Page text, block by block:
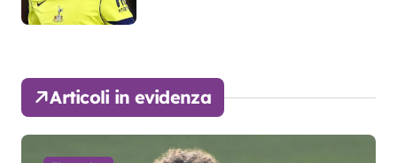
Articoli in evidenza